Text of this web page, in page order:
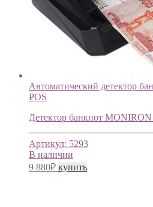
Автоматический детектор
POS
Детектор банкнот
Артикул: 5293
В наличии
9 880₽ купить